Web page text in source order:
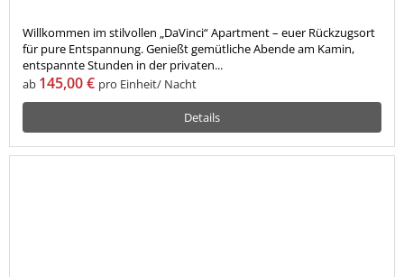
Willkommen im stilvollen „DaVinci“ Apartment – euer Rückzugsort
für pure Entspannung. Genießt gemütliche Abende am Kamin,
entspannte Stunden in der privaten...
ab 145,00 € pro Einheit/ Nacht
Details